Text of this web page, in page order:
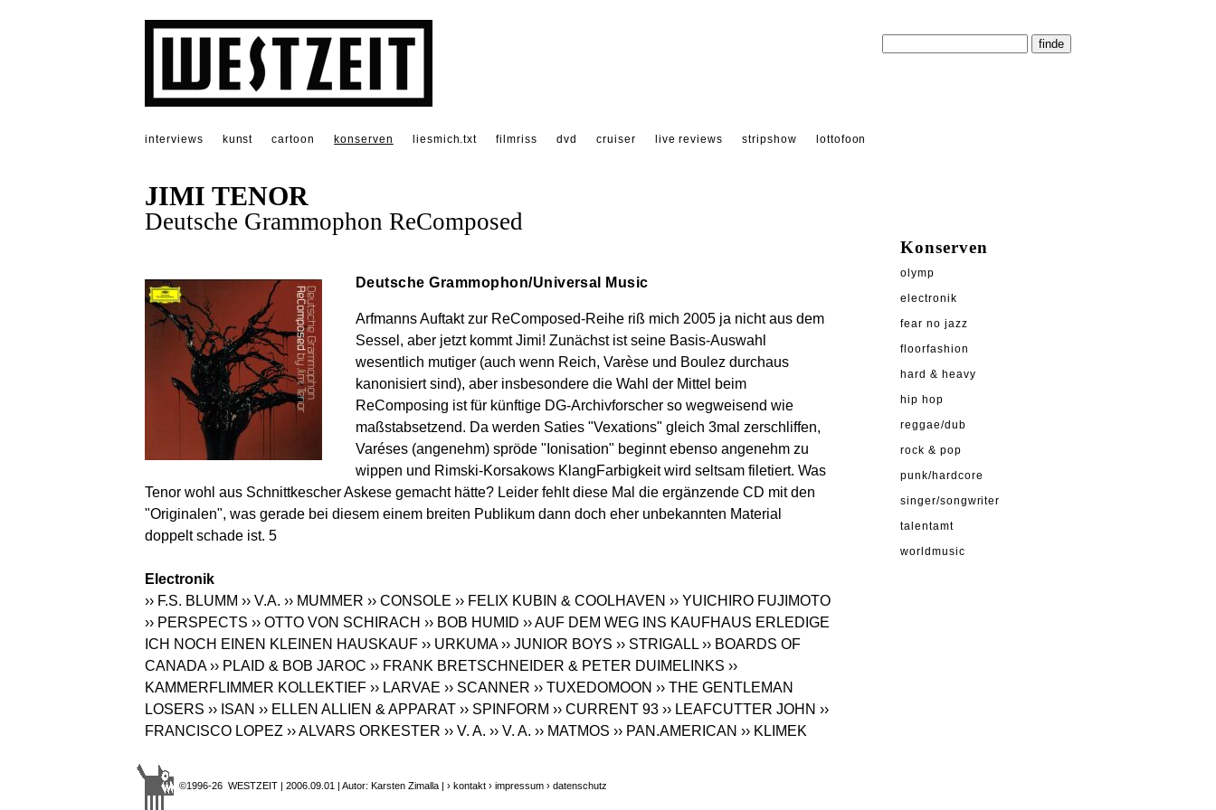
interviews kunst cartoon konserven liesmich.txt filmriss dvd cruiser live reviews stripshow lottofoon
JIMI TENOR
Deutsche Grammophon ReComposed
Deutsche Grammophon/Universal Music
Arfmanns Auftakt zur ReComposed-Reihe riß mich 2005 ja nicht aus dem
Sessel, aber jetzt kommt Jimi! Zunächst ist seine Basis-Auswahl
wesentlich mutiger (auch wenn Reich, Varèse und Boulez durchaus
kanonisiert sind), aber insbesondere die Wahl der Mittel beim
ReComposing ist für künftige DG-Archivforscher so wegweisend wie
maßstabsetzend. Da werden Saties "Vexations" gleich 3mal zerschliffen,
Varéses (angenehm) spröde "Ionisation" beginnt ebenso angenehm zu
wippen und Rimski-Korsakows KlangFarbigkeit wird seltsam filetiert. Was
Tenor wohl aus Schnittkescher Askese gemacht hätte? Leider fehlt diese Mal die ergänzende CD mit den
"Originalen", was gerade bei diesem einem breiten Publikum dann doch eher unbekannten Material
doppelt schade ist. 5
Electronik
›› F.S. BLUMM ›› V.A. ›› MUMMER ›› CONSOLE ›› FELIX KUBIN & COOLHAVEN ›› YUICHIRO FUJIMOTO
›› PERSPECTS ›› OTTO VON SCHIRACH ›› BOB HUMID ›› AUF DEM WEG INS KAUFHAUS ERLEDIGE
ICH NOCH EINEN KLEINEN HAUSKAUF ›› URKUMA ›› JUNIOR BOYS ›› STRIGALL ›› BOARDS OF
CANADA ›› PLAID & BOB JAROC ›› FRANK BRETSCHNEIDER & PETER DUIMELINKS ››
KAMMERFLIMMER KOLLEKTIEF ›› LARVAE ›› SCANNER ›› TUXEDOMOON ›› THE GENTLEMAN
LOSERS ›› ISAN ›› ELLEN ALLIEN & APPARAT ›› SPINFORM ›› CURRENT 93 ›› LEAFCUTTER JOHN ››
FRANCISCO LOPEZ ›› ALVARS ORKESTER ›› V. A. ›› V. A. ›› MATMOS ›› PAN.AMERICAN ›› KLIMEK
©1996-26 WESTZEIT | 2006.09.01 | Autor: Karsten Zimalla | › kontakt › impressum › datenschutz
Konserven
olymp
electronik
fear no jazz
floorfashion
hard & heavy
hip hop
reggae/dub
rock & pop
punk/hardcore
singer/songwriter
talentamt
worldmusic